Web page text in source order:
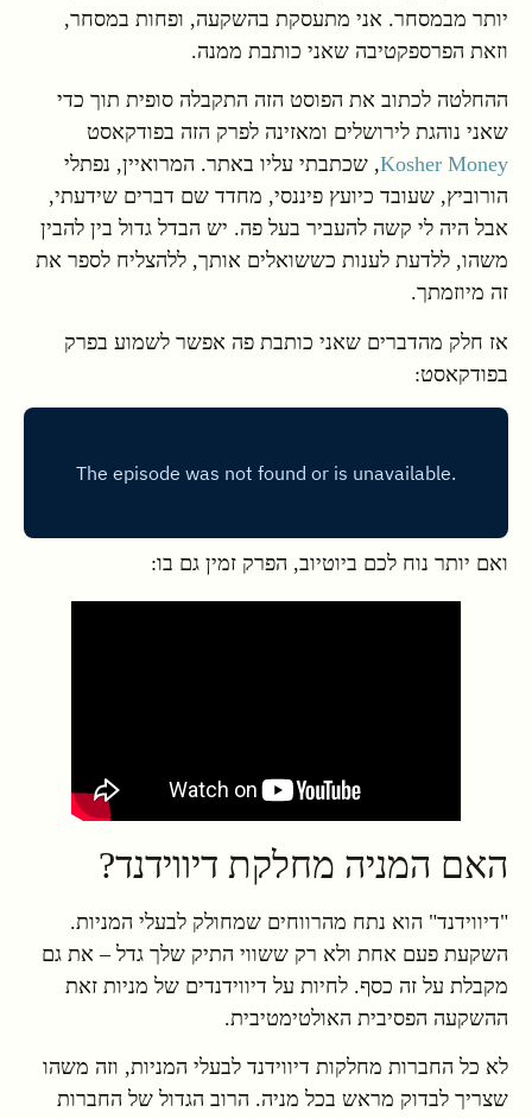
יותר מבמסחר. אני מתעסקת בהשקעה, ופחות במסחר,
וזאת הפרספקטיבה שאני כותבת ממנה.
ההחלטה לכתוב את הפוסט הזה התקבלה סופית תוך כדי
שאני נוהגת לירושלים ומאזינה לפרק הזה בפודקאסט
Kosher Money, שכתבתי עליו באתר. המרואיין, נפתלי
הורוביץ, שעובד כיועץ פיננסי, מחדד שם דברים שידעתי,
אבל היה לי קשה להעביר בעל פה. יש הבדל גדול בין להבין
משהו, ללדעת לענות כששואלים אותך, ללהצליח לספר את
זה מיוזמתך.
אז חלק מהדברים שאני כותבת פה אפשר לשמוע בפרק
בפודקאסט:
ואם יותר נוח לכם ביוטיוב, הפרק זמין גם בו:
האם המניה מחלקת דיווידנד?
"דיווידנד" הוא נתח מהרווחים שמחולק לבעלי המניות.
השקעת פעם אחת ולא רק ששווי התיק שלך גדל – את גם
מקבלת על זה כסף. לחיות על דיווידנדים של מניות זאת
ההשקעה הפסיבית האולטימטיבית.
לא כל החברות מחלקות דיווידנד לבעלי המניות, וזה משהו
שצריך לבדוק מראש בכל מניה. הרוב הגדול של החברות